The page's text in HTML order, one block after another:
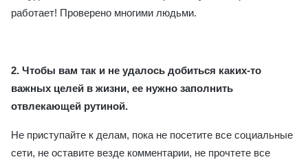
работает! Проверено многими людьми.
2. Чтобы вам так и не удалось добиться каких-то
важных целей в жизни, ее нужно заполнить
отвлекающей рутиной.
Не приступайте к делам, пока не посетите все социальные
сети, не оставите везде комментарии, не прочтете все